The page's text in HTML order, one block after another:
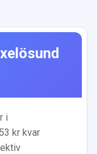
i
kr kvar